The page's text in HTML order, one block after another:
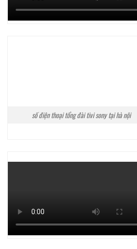
số điện thoại tổng đài tivi sony tại hà nội